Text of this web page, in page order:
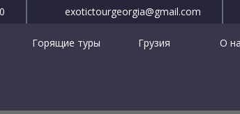
exotictourgeorgia@gmail.com
Горящие туры Грузия О